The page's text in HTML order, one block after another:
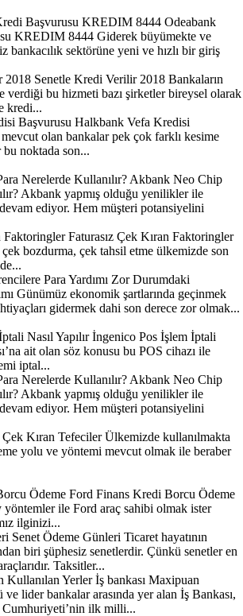
Odeabank
KREDIM 8444 Giderek büyümekte ve
bankacılık sektörüne yeni ve hızlı bir giriş
Senetle Kredi Verilir 2018 Bankaların
verdiği bu hizmeti bazı şirketler bireysel olarak
kredi...
Halkbank Vefa Kredisi
olan bankalar pek çok farklı kesime
noktada son...
Akbank Neo Chip
Akbank yapmış olduğu yenilikler ile
ediyor. Hem müşteri potansiyelini
Faturasız Çek Kıran Faktoringler
bozdurma, çek tahsil etme ülkemizde son
Zor Durumdaki
Günümüz ekonomik şartlarında geçinmek
gidermek dahi son derece zor olmak...
İngenico Pos İşlem İptali
ait olan söz konusu bu POS cihazı ile
iptal...
Akbank Neo Chip
Akbank yapmış olduğu yenilikler ile
ediyor. Hem müşteri potansiyelini
Çek Kıran Tefeciler Ülkemizde kullanılmakta
yolu ve yöntemi mevcut olmak ile beraber
Ford Finans Kredi Borcu Ödeme
ile Ford araç sahibi olmak ister
ilginizi...
Senet Ödeme Günleri Ticaret hayatının
biri şüphesiz senetlerdir. Çünkü senetler en
Taksitler...
İş bankası Maxipuan
ve lider bankalar arasında yer alan İş Bankası,
Cumhuriyeti’nin ilk milli...